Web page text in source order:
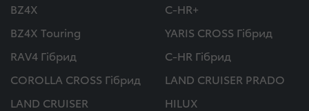
BZ4X
C-HR+
BZ4X Touring
YARIS CROSS Гібрид
RAV4 Гібрид
C-HR Гібрид
COROLLA CROSS Гібрид
LAND CRUISER PRADO
LAND CRUISER
HILUX